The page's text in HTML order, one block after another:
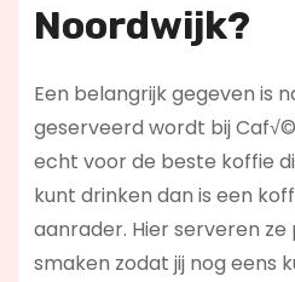
Noordwijk?
Een belangrijk gegeven is
geserveerd wordt bij
echt voor de beste koffie
kunt drinken dan is een
aanrader. Hier serveren
smaken zodat jij nog eens